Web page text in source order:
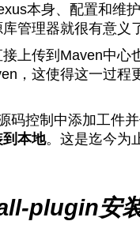
本身、配置和维
管理器就很有意义
上传到Maven中心
，这使得这一过
码控制中添加工件
本地。这是迄今为
plugin安